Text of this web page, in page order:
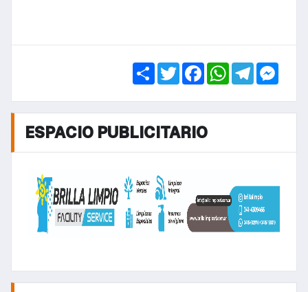
ShareTwitterFacebook
WhatsApp
ESPACIO PUBLICITARIO